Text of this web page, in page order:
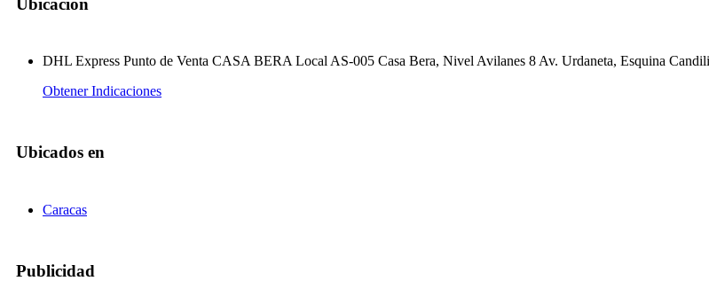
Ubicación
DHL Express Punto de Venta CASA BERA Local AS-005 Casa Bera, Nivel Avilanes 8 Av. Urdaneta, Esquina
Obtener Indicaciones
Ubicados en
Caracas
Publicidad